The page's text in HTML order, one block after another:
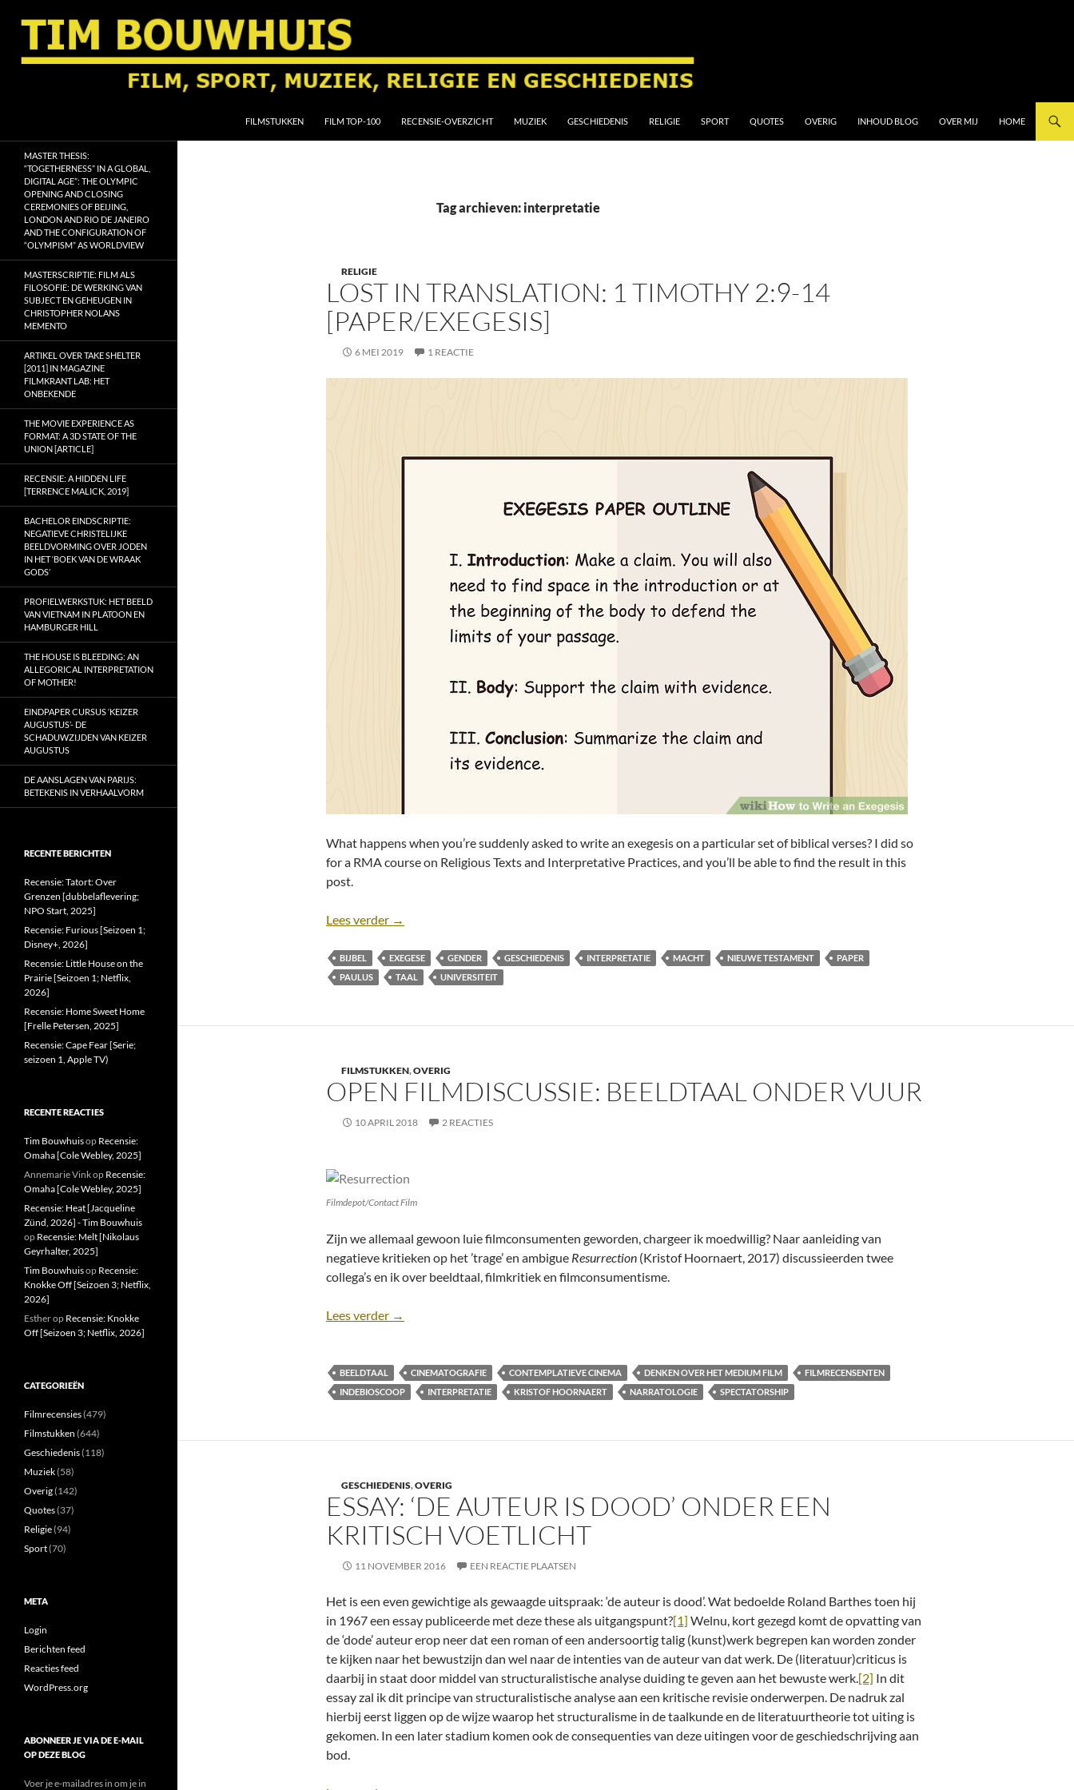
naar
inhoud
FILMSTUKKEN FILM TOP-100 RECENSIE-OVERZICHT MUZIEK GESCHIEDENIS RELIGIE SPORT QUOTES OVERIG INHOUD BLOG OVER MIJ HOME
Tag archieven: interpretatie
RELIGIE
LOST IN TRANSLATION: 1 TIMOTHY 2:9-14
[PAPER/EXEGESIS]
6 MEI 2019 1 REACTIE
What happens when you’re suddenly asked to write an exegesis on a particular set of biblical verses? I did so
for a RMA course on Religious Texts and Interpretative Practices, and you’ll be able to find the result in this
post.
Lees verder Lost in Translation: 1 Timothy 2:9-14 [Paper/Exegesis]
→
BIJBEL EXEGESE GENDER GESCHIEDENIS INTERPRETATIE MACHT NIEUWE TESTAMENT
PAPER
PAULUS
TAAL UNIVERSITEIT
FILMSTUKKEN,OVERIG
OPEN FILMDISCUSSIE: BEELDTAAL ONDER VUUR
10 APRIL 2018 2 REACTIES
Filmdepot/Contact Film
Zijn we allemaal gewoon luie filmconsumenten geworden, chargeer ik moedwillig? Naar aanleiding van
negatieve kritieken op het ’trage’ en ambigue Resurrection (Kristof Hoornaert, 2017) discussieerden twee
collega’s en ik over beeldtaal, filmkritiek en filmconsumentisme.
Lees verder Open filmdiscussie: Beeldtaal onder vuur
→
BEELDTAAL CINEMATOGRAFIE CONTEMPLATIEVE CINEMA DENKEN OVER HET MEDIUM FILM
FILMRECENSENTEN
INDEBIOSCOOP
INTERPRETATIE KRISTOF HOORNAERT NARRATOLOGIE SPECTATORSHIP
GESCHIEDENIS,OVERIG
ESSAY: ‘DE AUTEUR IS DOOD’ ONDER EEN
KRITISCH VOETLICHT
11 NOVEMBER 2016 EEN REACTIE PLAATSEN
Het is een even gewichtige als gewaagde uitspraak: ‘de auteur is dood’. Wat bedoelde Roland Barthes toen hij
in 1967 een essay publiceerde met deze these als uitgangspunt?[1] Welnu, kort gezegd komt de opvatting van
de ‘dode’ auteur erop neer dat een roman of een andersoortig talig (kunst)werk begrepen kan worden zonder
te kijken naar het bewustzijn dan wel naar de intenties van de auteur van dat werk. De (literatuur)criticus is
daarbij in staat door middel van structuralistische analyse duiding te geven aan het bewuste werk.[2] In dit
essay zal ik dit principe van structuralistische analyse aan een kritische revisie onderwerpen. De nadruk zal
hierbij eerst liggen op de wijze waarop het structuralisme in de taalkunde en de literatuurtheorie tot uiting is
gekomen. In een later stadium komen ook de consequenties van deze uitingen voor de geschiedschrijving aan
bod.
geschiedenis
MASTER THESIS:
“TOGETHERNESS” IN A GLOBAL,
DIGITAL AGE”: THE OLYMPIC
OPENING AND CLOSING
CEREMONIES OF BEIJING,
LONDON AND RIO DE JANEIRO
AND THE CONFIGURATION OF
“OLYMPISM” AS WORLDVIEW
MASTERSCRIPTIE: FILM ALS
FILOSOFIE: DE WERKING VAN
SUBJECT EN GEHEUGEN IN
CHRISTOPHER NOLANS
MEMENTO
ARTIKEL OVER TAKE SHELTER
[2011] IN MAGAZINE
FILMKRANT LAB: HET
ONBEKENDE
THE MOVIE EXPERIENCE AS
FORMAT: A 3D STATE OF THE
UNION [ARTICLE]
RECENSIE: A HIDDEN LIFE
[TERRENCE MALICK, 2019]
BACHELOR EINDSCRIPTIE:
NEGATIEVE CHRISTELIJKE
BEELDVORMING OVER JODEN
IN HET ‘BOEK VAN DE WRAAK
GODS’
PROFIELWERKSTUK: HET BEELD
VAN VIETNAM IN PLATOON EN
HAMBURGER HILL
THE HOUSE IS BLEEDING: AN
ALLEGORICAL INTERPRETATION
OF MOTHER!
EINDPAPER CURSUS ‘KEIZER
AUGUSTUS’- DE
SCHADUWZIJDEN VAN KEIZER
AUGUSTUS
DE AANSLAGEN VAN PARIJS:
BETEKENIS IN VERHAALVORM
RECENTE BERICHTEN
Recensie: Tatort: Over
Grenzen [dubbelaflevering;
NPO Start, 2025]
Recensie: Furious [Seizoen 1;
Disney+, 2026]
Recensie: Little House on the
Prairie [Seizoen 1; Netflix,
2026]
Recensie: Home Sweet Home
[Frelle Petersen, 2025]
Recensie: Cape Fear [Serie;
seizoen 1, Apple TV)
RECENTE REACTIES
Tim Bouwhuisop Recensie:
Omaha [Cole Webley, 2025]
Annemarie Vinkop Recensie:
Omaha [Cole Webley, 2025]
Recensie: Heat [Jacqueline
Zünd, 2026] - Tim Bouwhuis
op Recensie: Melt [Nikolaus
Geyrhalter, 2025]
Tim Bouwhuisop Recensie:
Knokke Off [Seizoen 3; Netflix,
2026]
Estherop Recensie: Knokke
Off [Seizoen 3; Netflix, 2026]
CATEGORIEËN
Filmrecensies(479)
Filmstukken (644)
Geschiedenis(118)
Muziek(58)
Overig(142)
Quotes(37)
Religie(94)
Sport(70)
META
Login
Berichten feed
Reacties feed
WordPress.org
ABONNEER JE VIA DE E-MAIL
OP DEZE BLOG
Voer je e-mailadres in om je in